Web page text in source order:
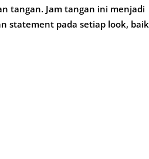
tangan. Jam tangan ini menjadi
statement pada setiap look, baik